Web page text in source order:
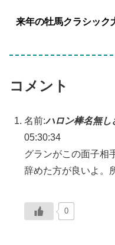
来年の牡馬クラシック
コメント
名前:ハロン棒名無し
05:30:34
グランがこの面子相
辞めた方が良いよ。
0